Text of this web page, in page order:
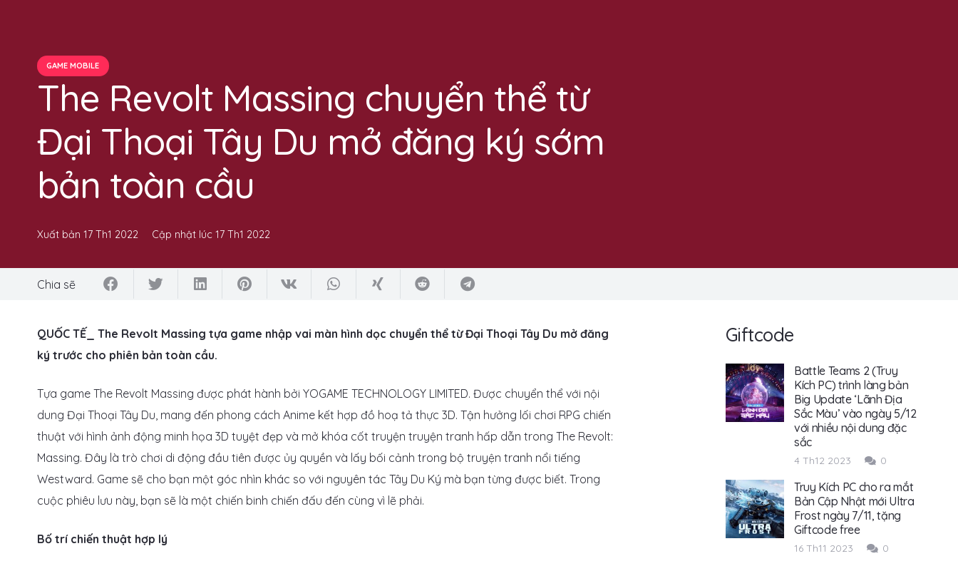
GAME MOBILE
The Revolt Massing chuyển thể từ
Đại Thoại Tây Du mở đăng ký sớm
bản toàn cầu
Xuất bản 17 Th1 2022 Cập nhật lúc17 Th1 2022
Chia sẽ
QUỐC TẾ_ The Revolt Massing tựa game nhập vai màn hình dọc chuyển thể từ Đại Thoại Tây Du mở đăng
ký trước cho phiên bản toàn cầu.
Tựa game The Revolt Massing được phát hành bởi YOGAME TECHNOLOGY LIMITED. Được chuyển thể với nội
dung Đại Thoại Tây Du, mang đến phong cách Anime kết hợp đồ hoạ tả thực 3D. Tận hưởng lối chơi RPG chiến
thuật với hình ảnh động minh họa 3D tuyệt đẹp và mở khóa cốt truyện truyện tranh hấp dẫn trong The Revolt:
Massing. Đây là trò chơi di động đầu tiên được ủy quyền và lấy bối cảnh trong bộ truyện tranh nổi tiếng
Westward. Game sẽ cho bạn một góc nhìn khác so với nguyên tác Tây Du Ký mà bạn từng được biết. Trong
cuộc phiêu lưu này, bạn sẽ là một chiến binh chiến đấu đến cùng vì lẽ phải.
Bố trí chiến thuật hợp lý
Giftcode
Battle Teams 2 (Truy
Kích PC) trình làng bản
Big Update ‘Lãnh Địa
Sắc Màu’ vào ngày 5/12
với nhiều nội dung đặc
sắc
4 Th12 2023 0
Truy Kích PC cho ra mắt
Bản Cập Nhật mới Ultra
Frost ngày 7/11, tặng
Giftcode free
16 Th11 2023 0